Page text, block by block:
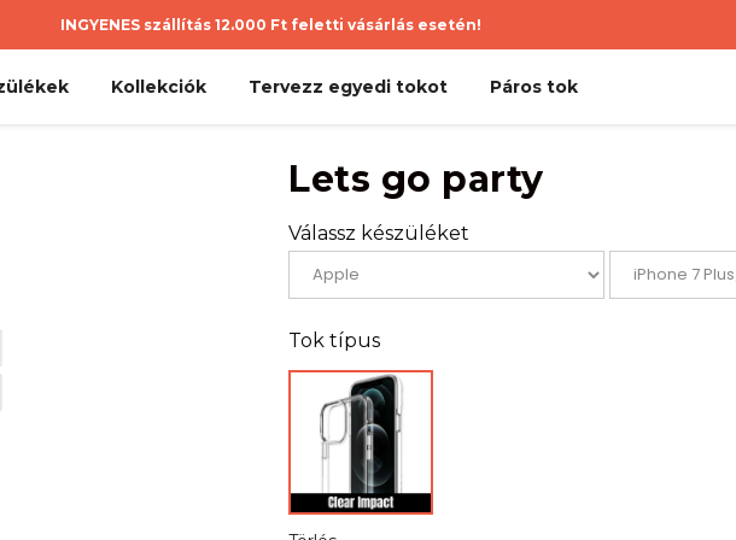
INGYENES szállítás 12.000 Ft feletti vásárlás esetén!
Kollekciók Tervezz egyedi tokot Páros tok
Lets go party
Válassz készüléket
Tok típus